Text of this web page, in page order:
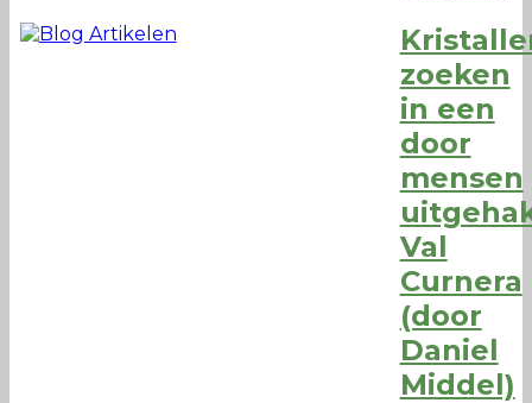
zoeken
in een
door
mensen
Val
Curnera
(door
Daniel
Middel)